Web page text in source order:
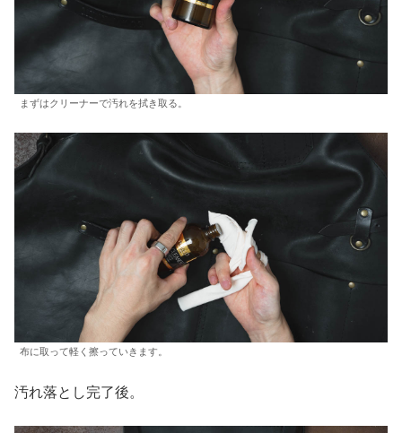
まずはクリーナーで汚れを拭き取る。
布に取って軽く擦っていきます。
汚れ落とし完了後。